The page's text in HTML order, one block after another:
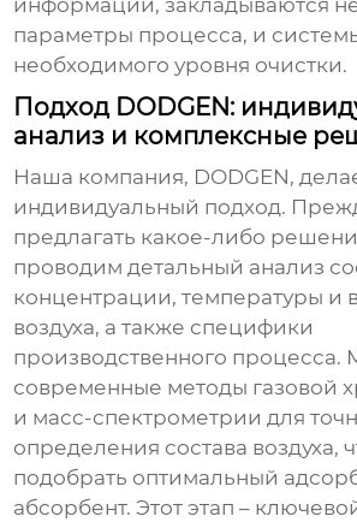
информации, закладываются
параметры процесса, и
необходимого уровня очистки.
Подход DODGEN:
анализ и комплексные
Наша компания, DODGEN,
индивидуальный подход.
предлагать какое-либо
проводим детальный анализ
концентрации, температуры и
воздуха, а также специфики
производственного процесса.
современные методы газовой
и масс-спектрометрии для
определения состава воздуха,
подобрать оптимальный
абсорбент. Этот этап –